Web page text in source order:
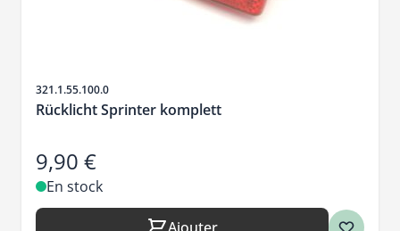
SKU
321.1.55.100.0
Rücklicht Sprinter komplett
9,90 €
En stock